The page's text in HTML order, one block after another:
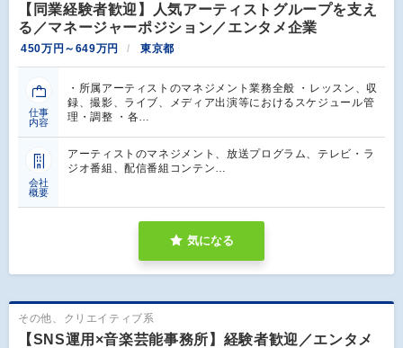
【同業経験者歓迎】人気アーティストグループを支え
る／マネージャーポジション／エンタメ企業
450万円～649万円 東京都
仕事
内容
・所属アーティストのマネジメント業務全般 ・レッスン、収
録、撮影、ライブ、メディア出演等におけるスケジュール管
理・調整 ・各…
会社
概要
アーティストのマネジメント、放送プログラム、テレビ・ラ
ジオ番組、配信番組コンテン…
気になる
その他、クリエイティブ系
【SNS運用×音楽芸能事務所】経験者歓迎／エンタメ